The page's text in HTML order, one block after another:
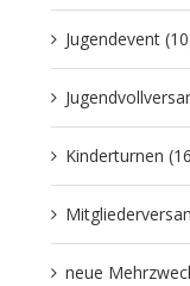
Jugendevent
Kinderturnen
neue